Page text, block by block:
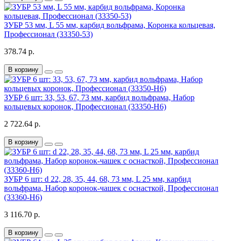
ЗУБР 53 мм, L 55 мм, карбид вольфрама, Коронка кольцевая,
Профессионал (33350-53)
378.74 р.
В корзину
ЗУБР 6 шт: 33, 53, 67, 73 мм, карбид вольфрама, Набор
кольцевых коронок, Профессионал (33350-H6)
2 722.64 р.
В корзину
ЗУБР 6 шт: d 22, 28, 35, 44, 68, 73 мм, L 25 мм, карбид
вольфрама, Набор коронок-чашек с оснасткой, Профессионал
(33360-H6)
3 116.70 р.
В корзину